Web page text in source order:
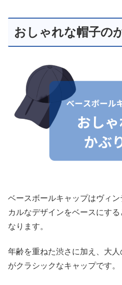
おしゃれな帽子の
ベースボールキャップはヴィ
カルなデザインをベースにす
なります。
年齢を重ねた渋さに加え、大
がクラシックなキャップです。